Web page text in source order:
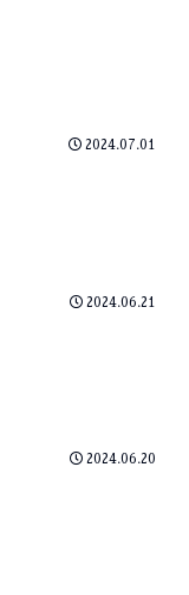
2024.07.01
2024.06.21
2024.06.20